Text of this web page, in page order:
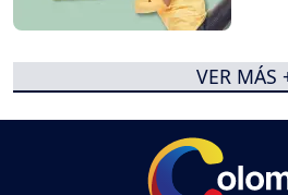
VER MÁS